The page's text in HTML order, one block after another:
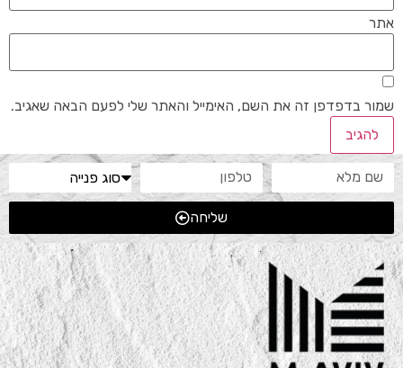
אתר
שמור בדפדפן זה את השם, האימייל והאתר שלי לפעם הבאה שאגיב.
שליחה